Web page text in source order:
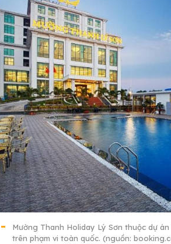
Mường Thanh Holiday Lý Sơn thuộc dự
trên phạm vi toàn quốc. (nguồn: